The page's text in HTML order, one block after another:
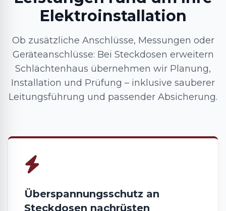
Elektroinstallation
Ob zusätzliche Anschlüsse, Messungen oder
Geräteanschlüsse: Bei Steckdosen erweitern
Schlächtenhaus übernehmen wir Planung,
Installation und Prüfung – inklusive sauberer
Leitungsführung und passender Absicherung.
Überspannungsschutz an
Steckdosen nachrüsten